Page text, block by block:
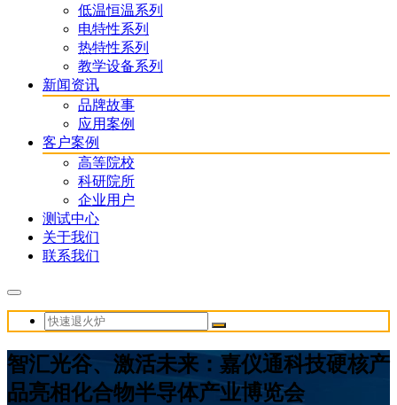
低温恒温系列
电特性系列
热特性系列
教学设备系列
新闻资讯
品牌故事
应用案例
客户案例
高等院校
科研院所
企业用户
测试中心
关于我们
联系我们
智汇光谷、激活未来：嘉仪通科技硬核产
品亮相化合物半导体产业博览会